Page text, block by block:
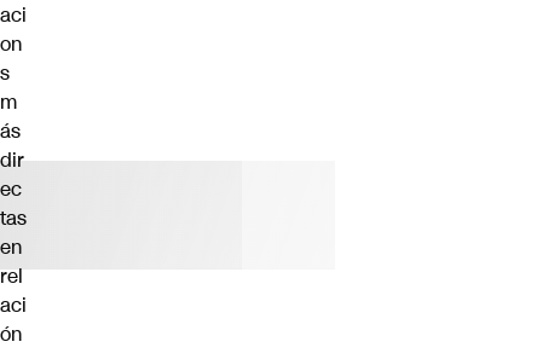
aci
on
s
m
ás
dir
ec
tas
en
rel
aci
ón